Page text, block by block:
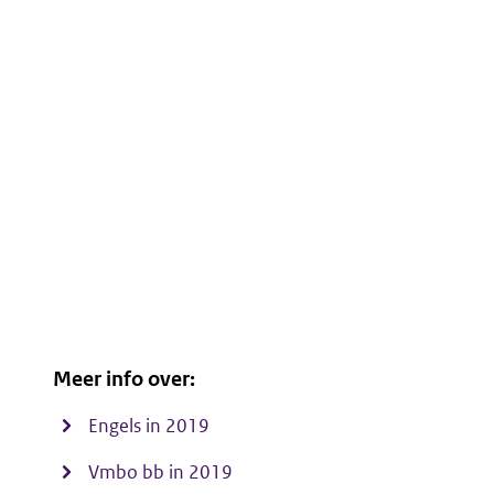
Meer info over:
Engels in 2019
Vmbo bb in 2019